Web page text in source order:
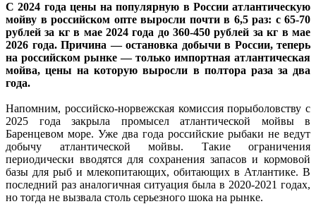
С 2024 года цены на популярную в России атлантическую
мойву в российском опте выросли почти в 6,5 раз: с 65-70
рублей за кг в мае 2024 года до 360-450 рублей за кг в мае
2026 года. Причина — остановка добычи в России, теперь
на российском рынке — только импортная атлантическая
мойва, цены на которую выросли в полтора раза за два
года.
Напомним, российско-норвежская комиссия порыболовству с
2025 года закрыла промысел атлантической мойвы в
Баренцевом море. Уже два года российские рыбаки не ведут
добычу атлантической мойвы. Такие ограничения
периодически вводятся для сохранения запасов и кормовой
базы для рыб и млекопитающих, обитающих в Атлантике. В
последний раз аналогичная ситуация была в 2020-2021 годах,
но тогда не вызвала столь серьезного шока на рынке.